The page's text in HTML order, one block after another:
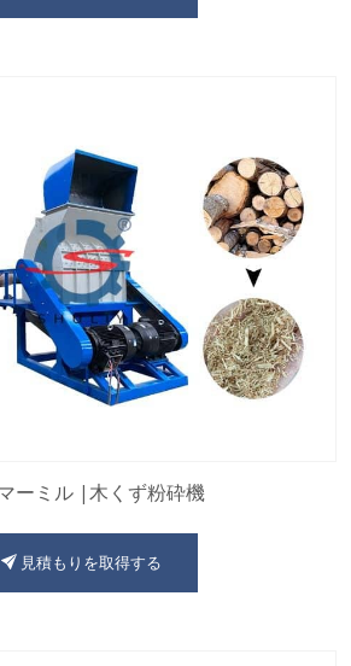
ーミル |木くず粉砕機
見積もりを取得する